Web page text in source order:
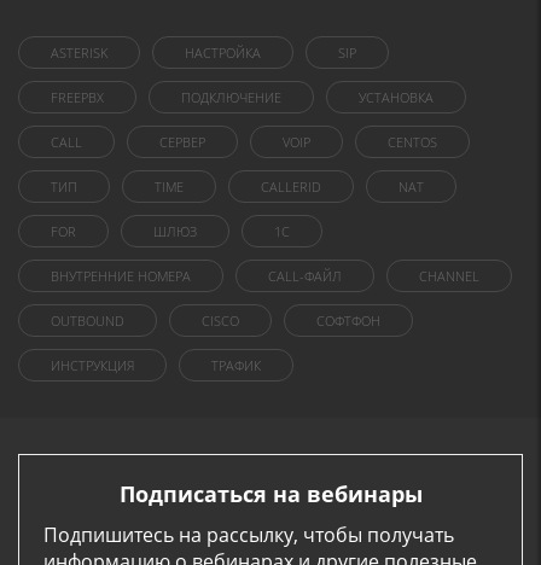
ASTERISK НАСТРОЙКА SIP
FREEPBX ПОДКЛЮЧЕНИЕ УСТАНОВКА
CALL СЕРВЕР VOIP CENTOS
ТИП TIME CALLERID NAT
FOR ШЛЮЗ 1C
ВНУТРЕННИЕ НОМЕРА CALL-ФАЙЛ CHANNEL
OUTBOUND CISCO СОФТФОН
ИНСТРУКЦИЯ ТРАФИК
Подписаться на вебинары
Подпишитесь на рассылку, чтобы получать